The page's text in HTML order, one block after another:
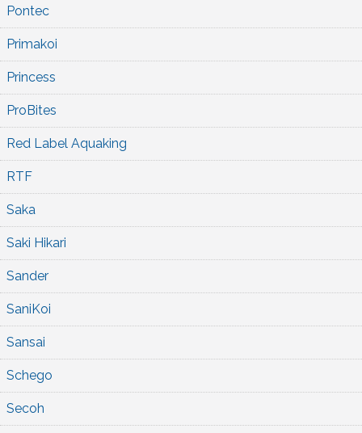
Pontec
Primakoi
Princess
ProBites
Red Label Aquaking
RTF
Saka
Saki Hikari
Sander
SaniKoi
Sansai
Schego
Secoh